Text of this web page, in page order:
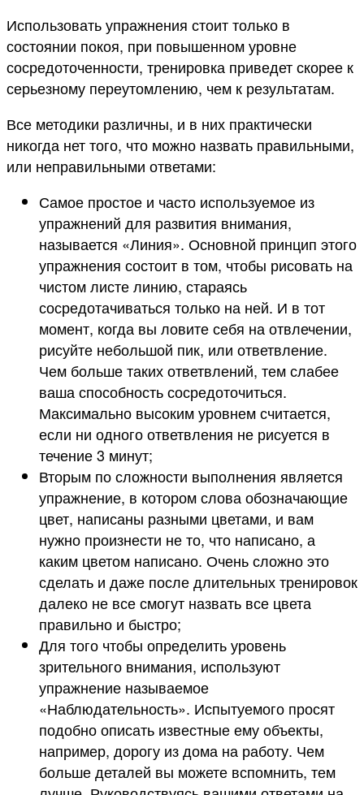
Использовать упражнения стоит только в
состоянии покоя, при повышенном уровне
сосредоточенности, тренировка приведет скорее к
серьезному переутомлению, чем к результатам.
Все методики различны, и в них практически
никогда нет того, что можно назвать правильными,
или неправильными ответами:
Самое простое и часто используемое из
упражнений для развития внимания,
называется «Линия». Основной принцип этого
упражнения состоит в том, чтобы рисовать на
чистом листе линию, стараясь
сосредотачиваться только на ней. И в тот
момент, когда вы ловите себя на отвлечении,
рисуйте небольшой пик, или ответвление.
Чем больше таких ответвлений, тем слабее
ваша способность сосредоточиться.
Максимально высоким уровнем считается,
если ни одного ответвления не рисуется в
течение 3 минут;
Вторым по сложности выполнения является
упражнение, в котором слова обозначающие
цвет, написаны разными цветами, и вам
нужно произнести не то, что написано, а
каким цветом написано. Очень сложно это
сделать и даже после длительных тренировок
далеко не все смогут назвать все цвета
правильно и быстро;
Для того чтобы определить уровень
зрительного внимания, используют
упражнение называемое
«Наблюдательность». Испытуемого просят
подобно описать известные ему объекты,
например, дорогу из дома на работу. Чем
больше деталей вы можете вспомнить, тем